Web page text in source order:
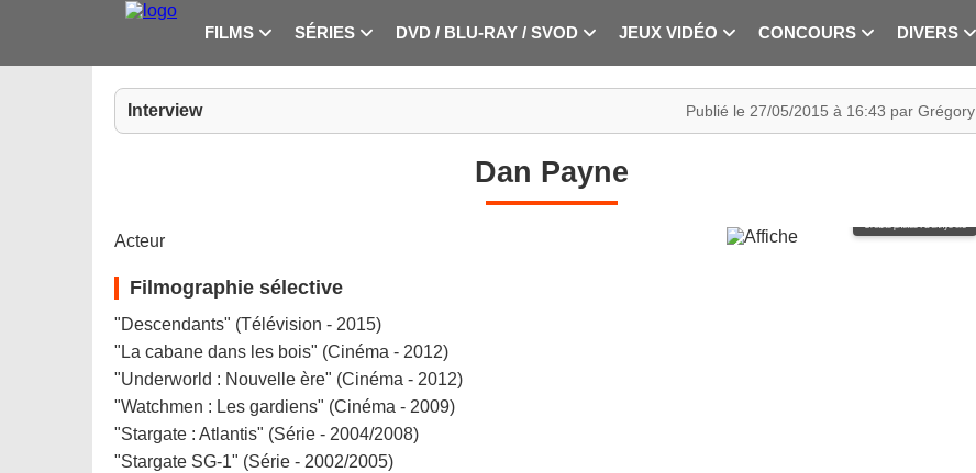
FILMS SÉRIES DVD / BLU-RAY / SVOD JEUX VIDÉO CONCOURS DIVERS
Interview Publié le 27/05/2015 à 16:43 par Grégory
Dan Payne
Crédits photos : Dennys Ilic
Acteur
Filmographie sélective
"Descendants" (Télévision - 2015)
"La cabane dans les bois" (Cinéma - 2012)
"Underworld : Nouvelle ère" (Cinéma - 2012)
"Watchmen : Les gardiens" (Cinéma - 2009)
"Stargate : Atlantis" (Série - 2004/2008)
"Stargate SG-1" (Série - 2002/2005)